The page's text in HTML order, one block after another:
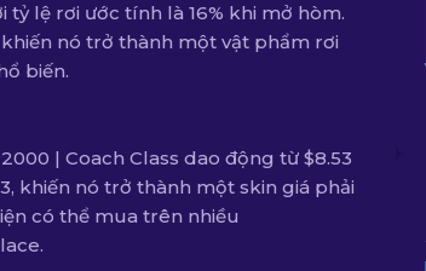
tỷ lệ rơi ước tính là 16% khi mở hòm.
nó trở thành một vật phẩm rơi
biến.
| Coach Class dao động từ $8.53
khiến nó trở thành một skin giá phải
có thể mua trên nhiều